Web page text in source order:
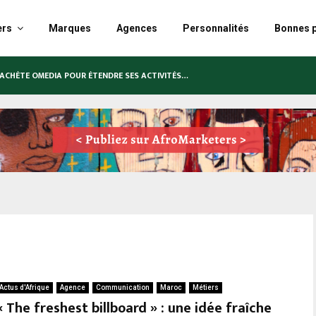
Marques Agences Personnalités Bonnes
OMEDIA POUR ÉTENDRE SES ACTIVITÉS…
LANCE SA PREMIÈRE PUBLICITÉ TÉLÉVISÉE EN…
Actus d'Afrique Agence Communication Maroc Métiers
The freshest billboard » : une idée fraîche